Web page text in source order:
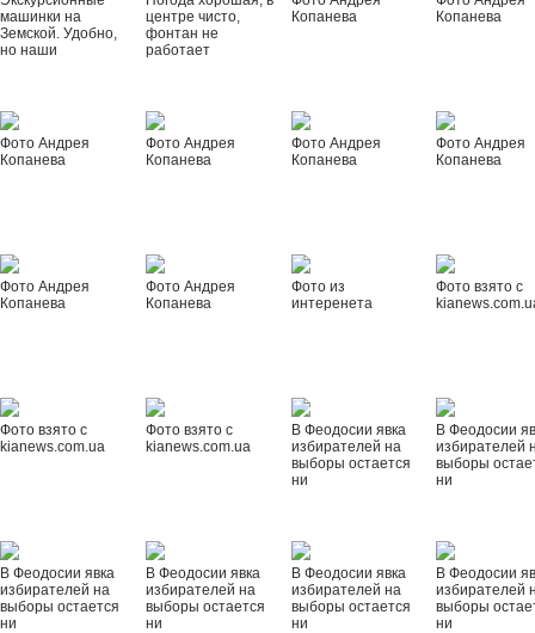
машинки на
Земской. Удобно,
но наши
центре чисто,
фонтан не
работает
Копанева
Копанева
Фото Андрея
Копанева
Фото Андрея
Копанева
Фото Андрея
Копанева
Фото Андрея
Копанева
Фото Андрея
Копанева
Фото Андрея
Копанева
Фото из
интеренета
Фото взято с
Фото взято с
kianews.com.ua
Фото взято с
kianews.com.ua
В Феодосии явка
избирателей на
выборы остается
ни
В Феодосии
избирателей
выборы
ни
В Феодосии явка
избирателей на
выборы остается
ни
В Феодосии явка
избирателей на
выборы остается
ни
В Феодосии явка
избирателей на
выборы остается
ни
В Феодосии
избирателей
выборы
ни